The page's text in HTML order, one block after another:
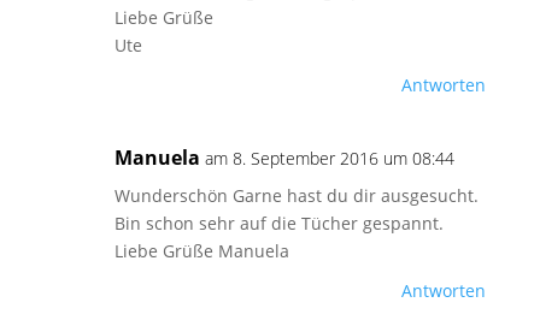
Liebe Grüße
Ute
Antworten
Manuela am 8. September 2016 um 08:44
Wunderschön Garne hast du dir ausgesucht.
Bin schon sehr auf die Tücher gespannt.
Liebe Grüße Manuela
Antworten